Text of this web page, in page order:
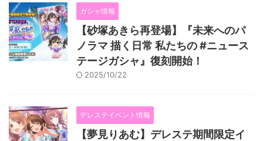
ガシャ情報
【砂塚あきら再登場】『未来へのパ
ノラマ 描く日常 私たちの #ニュース
テージガシャ』復刻開始！
2025/10/22
デレステイベント情報
【夢見りあむ】デレステ期間限定イ